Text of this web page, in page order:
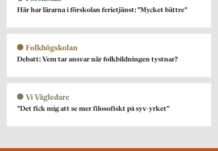
Här har lärarna i förskolan ferietjänst: ”Mycket bättre”
Folkhögskolan
Debatt: Vem tar ansvar när folkbildningen tystnar?
Vi Vägledare
”Det fick mig att se mer filosofiskt på syv-yrket”